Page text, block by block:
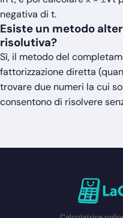
negativa di t.
Esiste un metodo
risolutiva?
Sì, il metodo del
fattorizzazione diretta
trovare due numeri la cui
consentono di risolvere